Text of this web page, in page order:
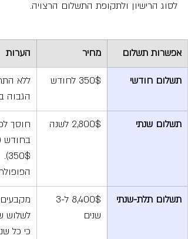
לסוג הרישיון ולתקופת התשלום הרצויה.
אפשרות תשלום מחיר הערות
תשלום חודשי 350$ לחודש
ללא
הגבוה
תשלום שנתי 2,800$ לשנה
תשלום תלת-שנתי
שנים
לשלוש
כי כל